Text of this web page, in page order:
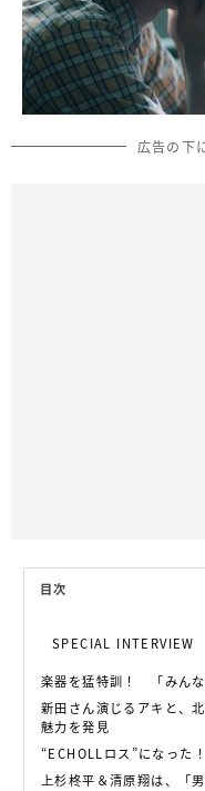
広告の下
目次
SPECIAL INTERVIEW
楽器を猛特訓！ 「みんな
新田さん演じるアキと、
魅力を発見
“ECHOLLロス”になった
上杉柊平＆清原翔は、「